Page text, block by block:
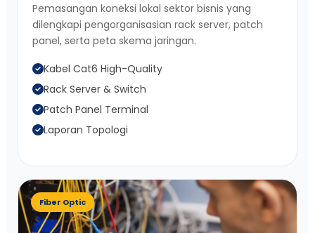
Pemasangan koneksi lokal sektor bisnis yang
dilengkapi pengorganisasian rack server, patch
panel, serta peta skema jaringan.
Kabel Cat6 High-Quality
Rack Server & Switch
Patch Panel Terminal
Laporan Topologi
Fiber Optic